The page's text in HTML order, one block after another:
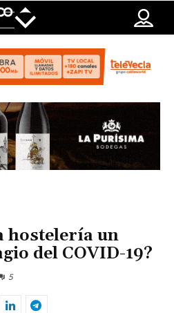
hostelería un
del COVID-19?
5